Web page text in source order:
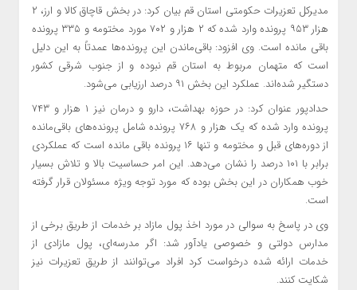
مدیرکل تعزیرات حکومتی استان قم بیان کرد: در بخش قاچاق کالا و ارز، ۲
هزار ۹۵۳ پرونده وارد شده که ۲ هزار و ۷۰۲ مورد مختومه و ۳۳۵ پرونده
باقی مانده است. وی افزود: باقی‌ماندن این پرونده‌ها عمدتاً به این دلیل
است که متهمان مربوط به استان قم نبوده و از جنوب شرقی کشور
دستگیر شده‌اند. عملکرد این بخش ۹۱ درصد ارزیابی می‌شود.
حدادپور عنوان کرد: در حوزه بهداشت، دارو و درمان نیز ۱ هزار و ۷۴۳
پرونده وارد شده که یک هزار و ۷۶۸ پرونده شامل پرونده‌های باقی‌مانده
از دوره‌های قبل و مختومه و تنها ۱۶ پرونده باقی مانده است که عملکردی
برابر با ۱۰۱ درصد را نشان می‌دهد. این امر حساسیت بالا و تلاش بسیار
خوب همکاران در این بخش بوده که مورد توجه ویژه مسئولان قرار گرفته
است.
وی در پاسخ به سوالی در مورد اخذ پول مازاد بر خدمات از طریق برخی از
مدارس دولتی و خصوصی یادآور شد: اگر مدرسه‌ای، پول مازادی از
خدمات ارائه شده درخواست کرد افراد می‌توانند از طریق تعزیرات نیز
شکایت کنند.